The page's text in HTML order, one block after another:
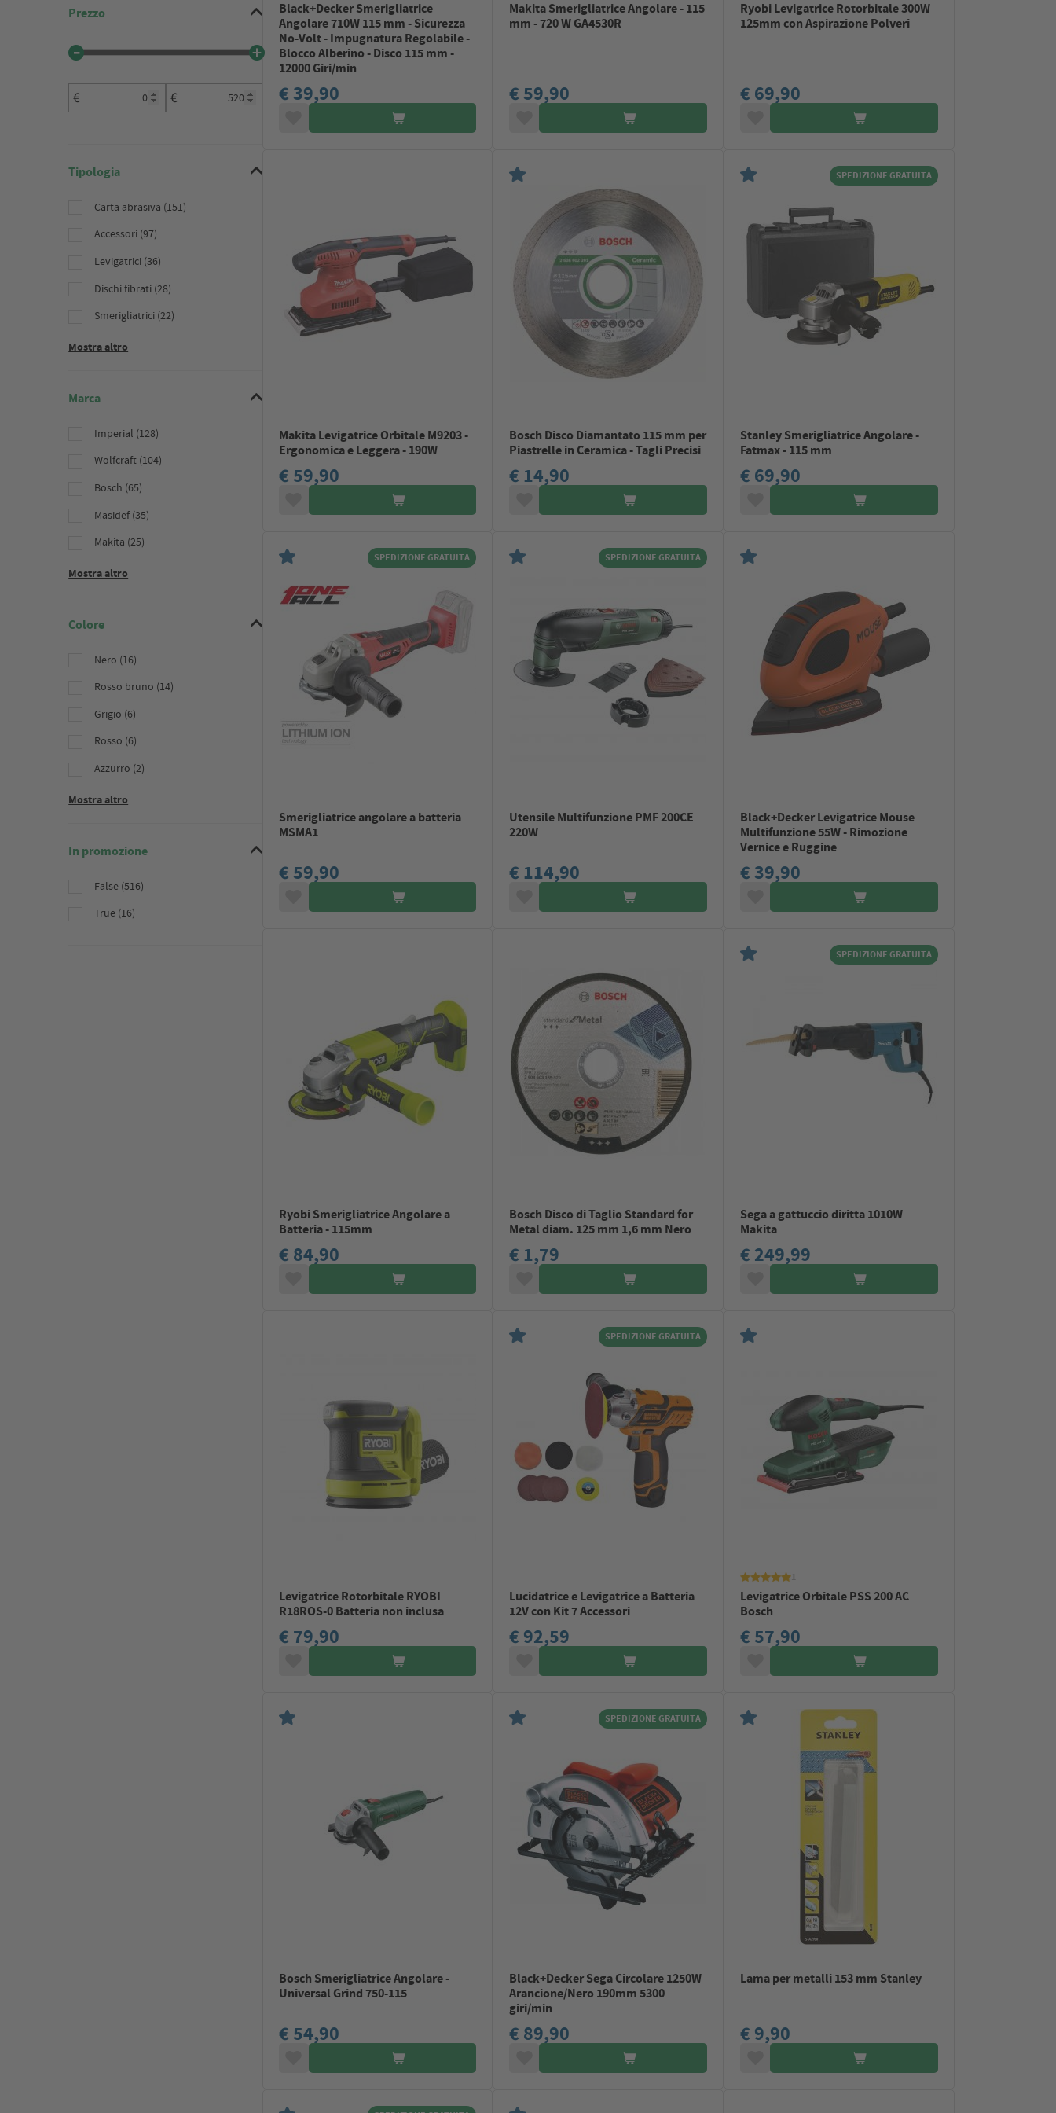
Prezzo
€ €
Tipologia
Carta abrasiva (151)
Accessori (97)
Levigatrici (36)
Dischi fibrati (28)
Smerigliatrici (22)
Mostra altro
Marca
Imperial (128)
Wolfcraft (104)
Bosch (65)
Masidef (35)
Makita (25)
Mostra altro
Colore
Nero (16)
Rosso bruno (14)
Grigio (6)
Rosso (6)
Azzurro (2)
Mostra altro
In promozione
False (516)
True (16)
Black+Decker Smerigliatrice
Angolare 710W 115 mm - Sicurezza
No-Volt - Impugnatura Regolabile -
Blocco Alberino - Disco 115 mm -
12000 Giri/min
€ 39,90
Makita Smerigliatrice Angolare - 115
mm - 720 W GA4530R
€ 59,90
Ryobi Levigatrice Rotorbitale 300W
125mm con Aspirazione Polveri
€ 69,90
Makita Levigatrice Orbitale M9203 -
Ergonomica e Leggera - 190W
€ 59,90
Bosch Disco Diamantato 115 mm per
Piastrelle in Ceramica - Tagli Precisi
€ 14,90
SPEDIZIONE GRATUITA
Stanley Smerigliatrice Angolare -
Fatmax - 115 mm
€ 69,90
SPEDIZIONE GRATUITA
Smerigliatrice angolare a batteria
MSMA1
€ 59,90
SPEDIZIONE GRATUITA
Utensile Multifunzione PMF 200CE
220W
€ 114,90
Black+Decker Levigatrice Mouse
Multifunzione 55W - Rimozione
Vernice e Ruggine
€ 39,90
Ryobi Smerigliatrice Angolare a
Batteria - 115mm
€ 84,90
Bosch Disco di Taglio Standard for
Metal diam. 125 mm 1,6 mm Nero
€ 1,79
SPEDIZIONE GRATUITA
Sega a gattuccio diritta 1010W
Makita
€ 249,99
Levigatrice Rotorbitale RYOBI
R18ROS-0 Batteria non inclusa
€ 79,90
SPEDIZIONE GRATUITA
Lucidatrice e Levigatrice a Batteria
12V con Kit 7 Accessori
€ 92,59
Levigatrice Orbitale PSS 200 AC
Bosch
€ 57,90
Bosch Smerigliatrice Angolare -
Universal Grind 750-115
€ 54,90
SPEDIZIONE GRATUITA
Black+Decker Sega Circolare 1250W
Arancione/Nero 190mm 5300
giri/min
€ 89,90
Lama per metalli 153 mm Stanley
€ 9,90